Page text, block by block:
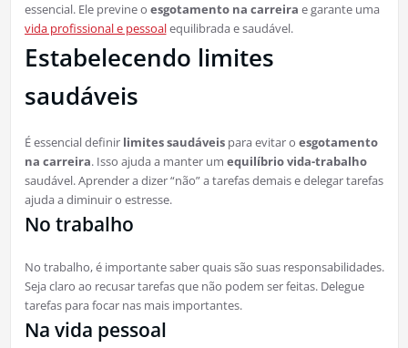
essencial. Ele previne o esgotamento na carreira e garante uma
vida profissional e pessoalequilibrada e saudável.
Estabelecendo limites
saudáveis
É essencial definir limites saudáveispara evitar o esgotamento
na carreira. Isso ajuda a manter um equilíbrio vida-trabalho
saudável. Aprender a dizer “não” a tarefas demais e delegar tarefas
ajuda a diminuir o estresse.
No trabalho
No trabalho, é importante saber quais são suas responsabilidades.
Seja claro ao recusar tarefas que não podem ser feitas. Delegue
tarefas para focar nas mais importantes.
Na vida pessoal